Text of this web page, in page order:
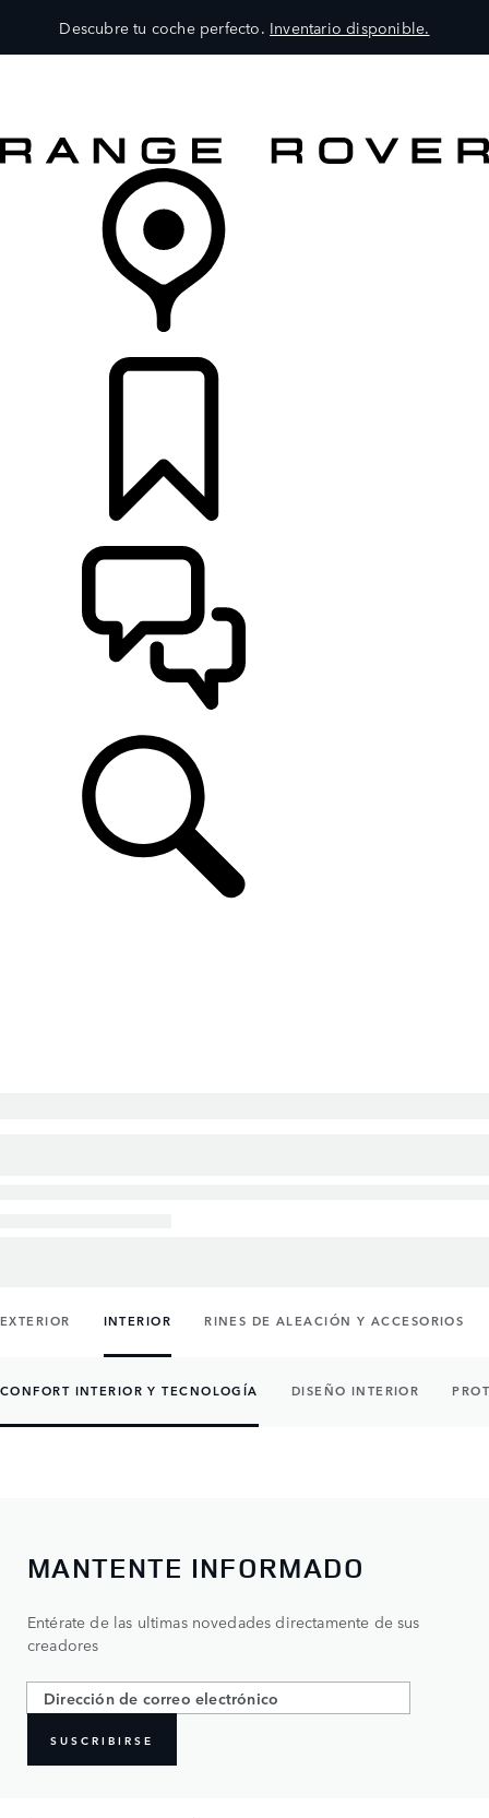
Descubre tu coche perfecto. Inventario disponible.
EXTERIOR INTERIOR RINES DE ALEACIÓN Y ACCESORIOS
CONFORT INTERIOR Y TECNOLOGÍA DISEÑO INTERIOR
MANTENTE INFORMADO
Entérate de las ultimas novedades directamente de sus
creadores
SUSCRIBIRSE